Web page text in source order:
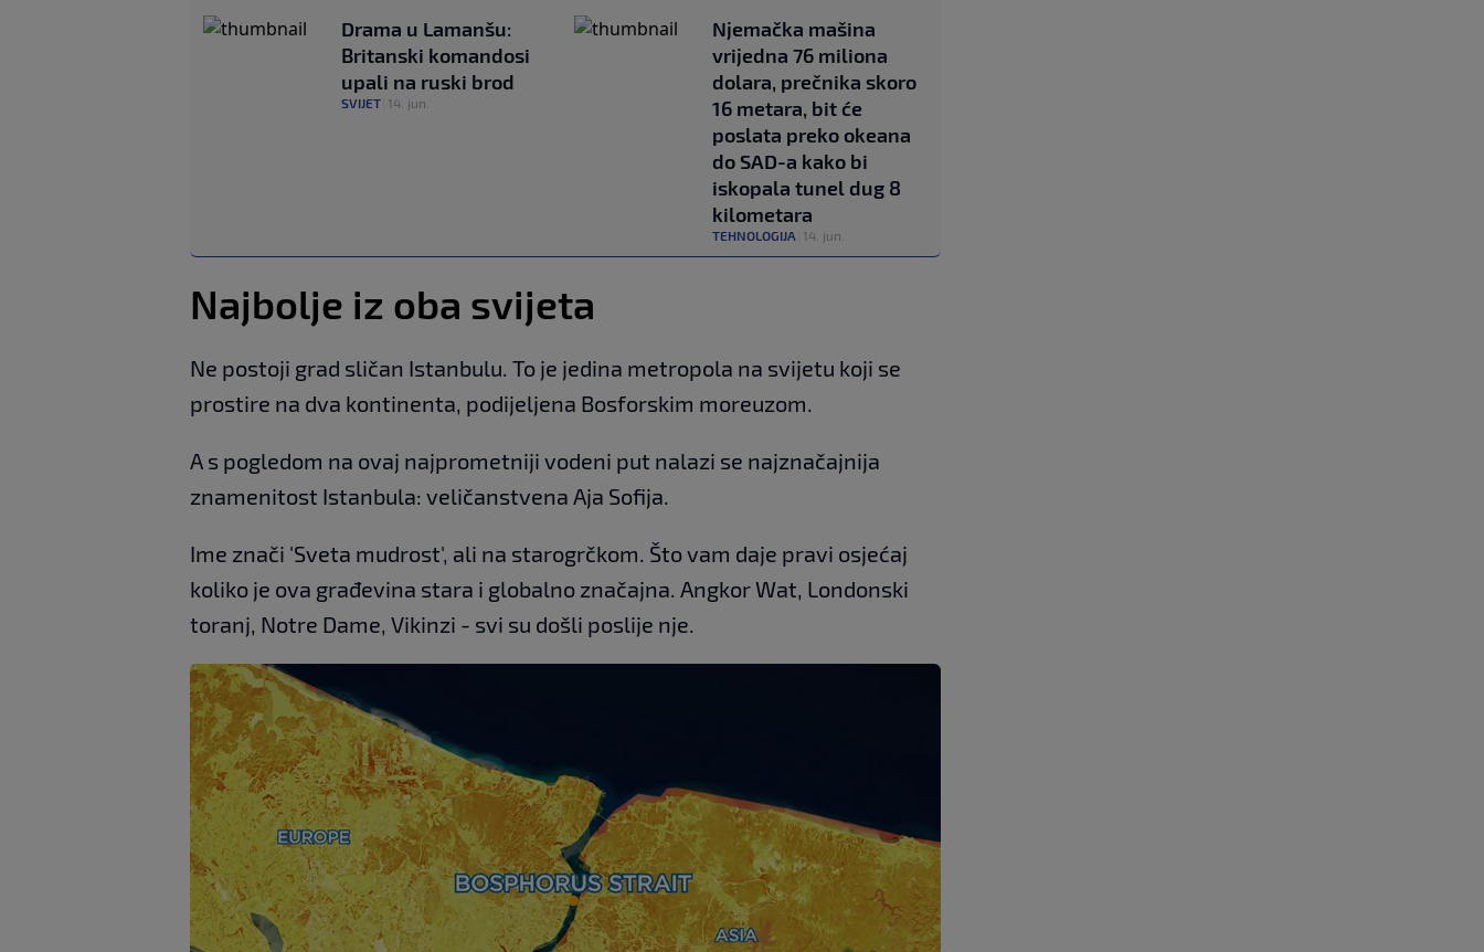
Drama u Lamanšu:
Britanski komandosi
upali na ruski brod
SVIJET 14. jun.
Njemačka mašina
vrijedna 76 miliona
dolara, prečnika skoro
16 metara, bit će
poslata preko okeana
do SAD-a kako bi
iskopala tunel dug 8
kilometara
TEHNOLOGIJA 14. jun.
Najbolje iz oba svijeta
Ne postoji grad sličan Istanbulu. To je jedina metropola na svijetu koji se
prostire na dva kontinenta, podijeljena Bosforskim moreuzom.
A s pogledom na ovaj najprometniji vodeni put nalazi se najznačajnija
znamenitost Istanbula: veličanstvena Aja Sofija.
Ime znači 'Sveta mudrost', ali na starogrčkom. Što vam daje pravi osjećaj
koliko je ova građevina stara i globalno značajna. Angkor Wat, Londonski
toranj, Notre Dame, Vikinzi - svi su došli poslije nje.